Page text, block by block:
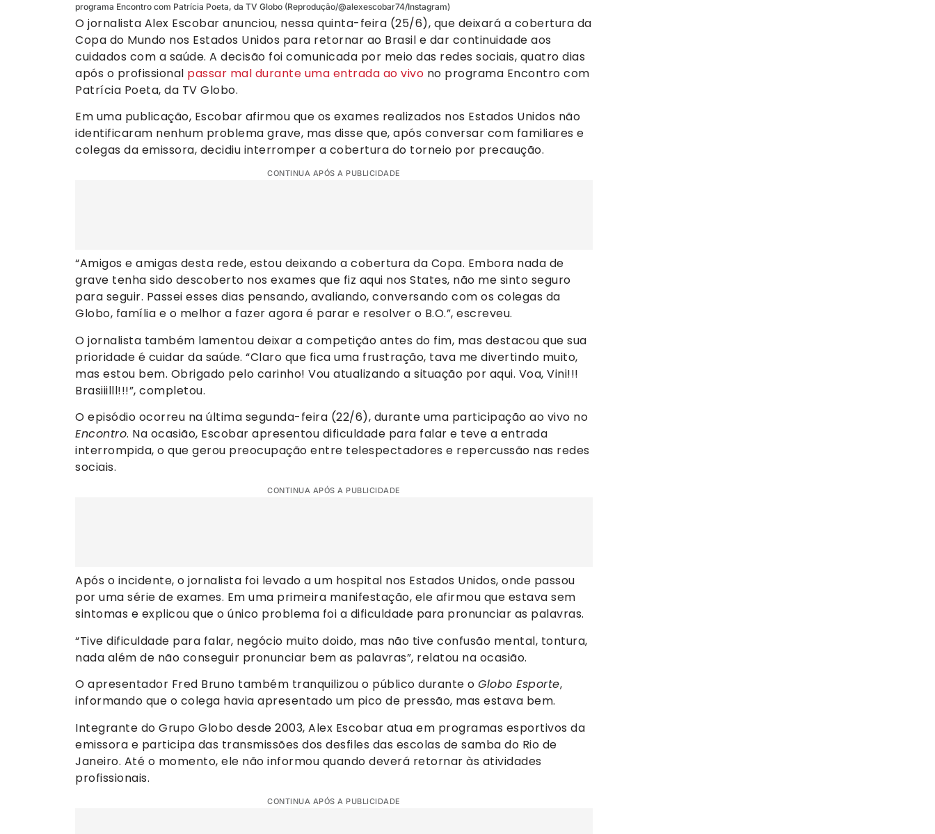
programa Encontro com Patrícia Poeta, da TV Globo (Reprodução/@alexescobar74/Instagram)
O jornalista Alex Escobar anunciou, nessa quinta-feira (25/6), que deixará a cobertura da
Copa do Mundo nos Estados Unidos para retornar ao Brasil e dar continuidade aos
cuidados com a saúde. A decisão foi comunicada por meio das redes sociais, quatro dias
após o profissional passar mal durante uma entrada ao vivo no programa Encontro com
Patrícia Poeta, da TV Globo.
Em uma publicação, Escobar afirmou que os exames realizados nos Estados Unidos não
identificaram nenhum problema grave, mas disse que, após conversar com familiares e
colegas da emissora, decidiu interromper a cobertura do torneio por precaução.
CONTINUA APÓS A PUBLICIDADE
“Amigos e amigas desta rede, estou deixando a cobertura da Copa. Embora nada de
grave tenha sido descoberto nos exames que fiz aqui nos States, não me sinto seguro
para seguir. Passei esses dias pensando, avaliando, conversando com os colegas da
Globo, família e o melhor a fazer agora é parar e resolver o B.O.”, escreveu.
O jornalista também lamentou deixar a competição antes do fim, mas destacou que sua
prioridade é cuidar da saúde. “Claro que fica uma frustração, tava me divertindo muito,
mas estou bem. Obrigado pelo carinho! Vou atualizando a situação por aqui. Voa, Vini!!!
Brasiiilll!!!”, completou.
O episódio ocorreu na última segunda-feira (22/6), durante uma participação ao vivo no
Encontro. Na ocasião, Escobar apresentou dificuldade para falar e teve a entrada
interrompida, o que gerou preocupação entre telespectadores e repercussão nas redes
sociais.
CONTINUA APÓS A PUBLICIDADE
Após o incidente, o jornalista foi levado a um hospital nos Estados Unidos, onde passou
por uma série de exames. Em uma primeira manifestação, ele afirmou que estava sem
sintomas e explicou que o único problema foi a dificuldade para pronunciar as palavras.
“Tive dificuldade para falar, negócio muito doido, mas não tive confusão mental, tontura,
nada além de não conseguir pronunciar bem as palavras”, relatou na ocasião.
O apresentador Fred Bruno também tranquilizou o público durante o Globo Esporte,
informando que o colega havia apresentado um pico de pressão, mas estava bem.
Integrante do Grupo Globo desde 2003, Alex Escobar atua em programas esportivos da
emissora e participa das transmissões dos desfiles das escolas de samba do Rio de
Janeiro. Até o momento, ele não informou quando deverá retornar às atividades
profissionais.
CONTINUA APÓS A PUBLICIDADE